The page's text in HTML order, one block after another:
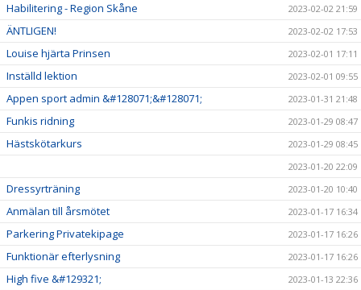
Habilitering - Region Skåne 2023-02-02 21:59
ÄNTLIGEN! 2023-02-02 17:53
Louise hjärta Prinsen 2023-02-01 17:11
Inställd lektion 2023-02-01 09:55
Appen sport admin &#128071;&#128071; 2023-01-31 21:48
Funkis ridning 2023-01-29 08:47
Hästskötarkurs
2023-01-29 08:45
2023-01-20 22:09
Dressyrträning 2023-01-20 10:40
Anmälan till årsmötet 2023-01-17 16:34
Parkering Privatekipage 2023-01-17 16:26
Funktionär efterlysning 2023-01-17 16:26
High five &#129321; 2023-01-13 22:36